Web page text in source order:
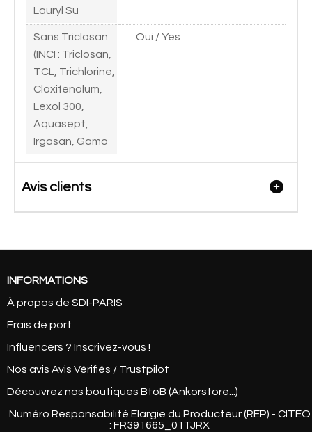
Lauryl Su
Sans Triclosan
(INCI : Triclosan,
TCL, Trichlorine,
Cloxifenolum,
Lexol 300,
Aquasept,
Irgasan, Gamo
Oui / Yes
Avis clients
INFORMATIONS
À propos de SDI-PARIS
Frais de port
Influencers ? Inscrivez-vous !
Nos avis Avis Vérifiés / Trustpilot
Découvrez nos boutiques BtoB (Ankorstore...)
Numéro Responsabilité Elargie du Producteur (REP) - CITEO
: FR391665_01TJRX